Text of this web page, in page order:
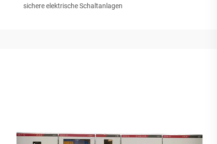
sichere elektrische Schaltanlagen